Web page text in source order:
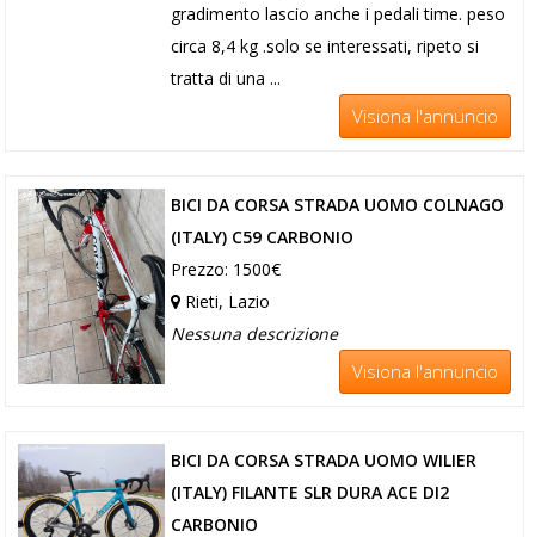
gradimento lascio anche i pedali time. peso
circa 8,4 kg .solo se interessati, ripeto si
tratta di una ...
Visiona l'annuncio
BICI DA CORSA STRADA UOMO COLNAGO
(ITALY) C59 CARBONIO
Prezzo: 1500€
Rieti, Lazio
Nessuna descrizione
Visiona l'annuncio
BICI DA CORSA STRADA UOMO WILIER
(ITALY) FILANTE SLR DURA ACE DI2
CARBONIO